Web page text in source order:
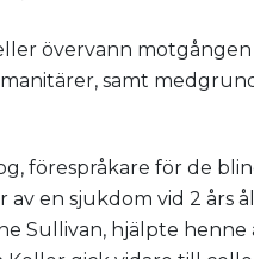
övervann
samt
förespråkare för de
en sjukdom vid 2 års
Sullivan, hjälpte